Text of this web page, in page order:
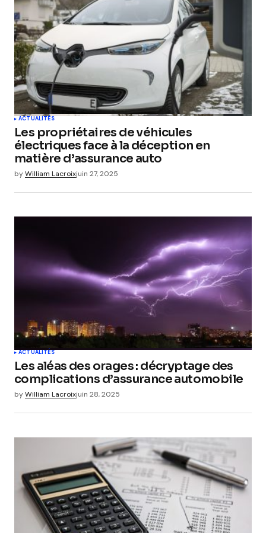
ACTUALITÉS
Les propriétaires de véhicules
électriques face à la déception en
matière d’assurance auto
byWilliam Lacroixjuin 27, 2025
ACTUALITÉS
Les aléas des orages : décryptage des
complications d’assurance automobile
byWilliam Lacroixjuin 28, 2025